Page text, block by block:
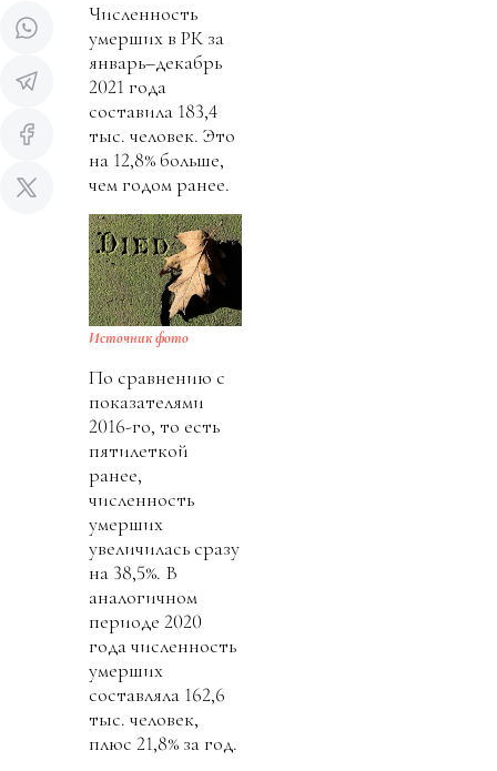
Численность
умерших в РК за
январь–декабрь
2021 года
составила 183,4
тыс. человек. Это
на 12,8% больше,
чем годом ранее.
Источник фото
По сравнению с
показателями
2016-го, то есть
пятилеткой
ранее,
численность
умерших
увеличилась сразу
на 38,5%. В
аналогичном
периоде 2020
года численность
умерших
составляла 162,6
тыс. человек,
плюс 21,8% за год.